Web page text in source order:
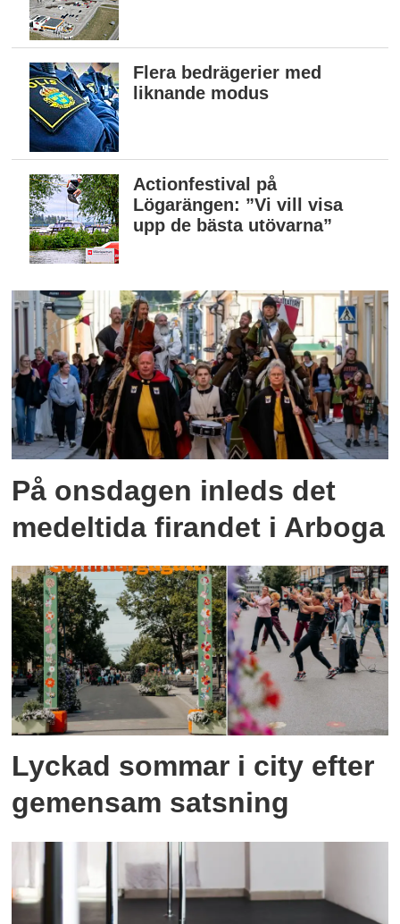
Flera bedrägerier med
liknande modus
Actionfestival på
Lögarängen: ”Vi vill visa
upp de bästa utövarna”
På onsdagen inleds det
medeltida firandet i Arboga
Lyckad sommar i city efter
gemensam satsning